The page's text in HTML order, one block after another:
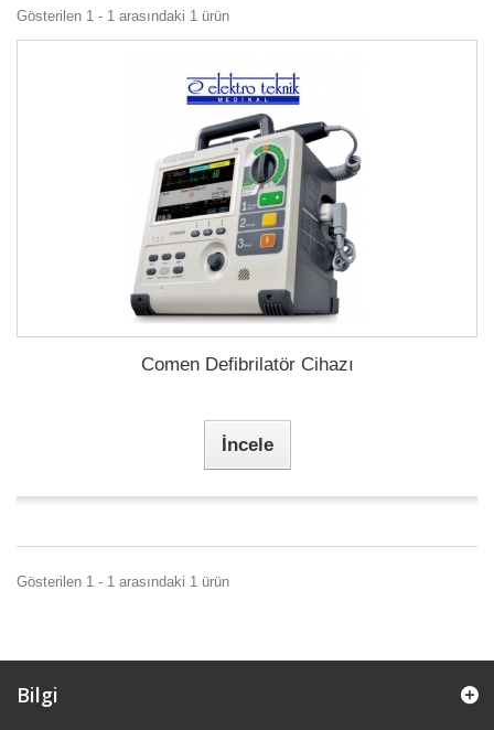
Gösterilen 1 - 1 arasındaki 1 ürün
Comen Defibrilatör Cihazı
İncele
Gösterilen 1 - 1 arasındaki 1 ürün
Bilgi